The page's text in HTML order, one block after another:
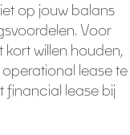
op jouw balans
Voor
willen houden,
lease te
financial lease bij